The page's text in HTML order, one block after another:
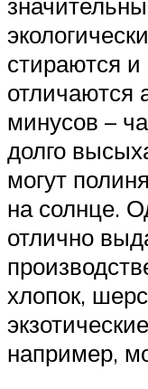
стираются
отличаются
минусов –
долго
могут
на солнце.
отлично
хлопок,
например,